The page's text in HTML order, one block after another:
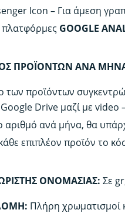
Icon – Για άμεση
πλατφόρμες GOOGLE
ΠΡΟΪΟΝΤΩΝ ΑΝΑ
των προϊόντων
Drive μαζί με
αριθμό ανά μήνα, θα
κάθε επιπλέον προϊόν το
ΟΝΟΜΑΣΙΑΣ:Σε
Πλήρη χρωματισμοί